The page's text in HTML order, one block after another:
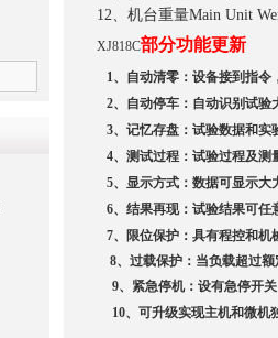
12、机台重量Main Unit
XJ818C部分功能更新
1、自动清零：设备接到指令
2、自动停车：自动识别试验
3、记忆存盘：试验数据和
4、测试过程：试验过程及
5、显示方式：数据可显示大
6、结果再现：试验结果可任
7、限位保护：具有程控和机
8、过载保护：当负载超过
9、紧急停机：设有急停开
10、可升级实现主机和微机